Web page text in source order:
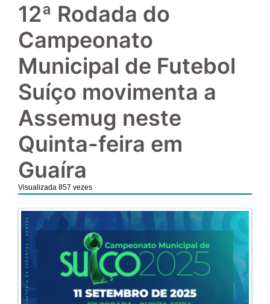
12ª Rodada do
Campeonato
Municipal de Futebol
Suíço movimenta a
Assemug neste
Quinta-feira em
Guaíra
Visualizada 857 vezes